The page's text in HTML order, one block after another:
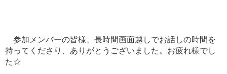
参加メンバーの皆様、長時間画面越しでお話しの時間を
持ってくださり、ありがとうございました。お疲れ様でし
た☆